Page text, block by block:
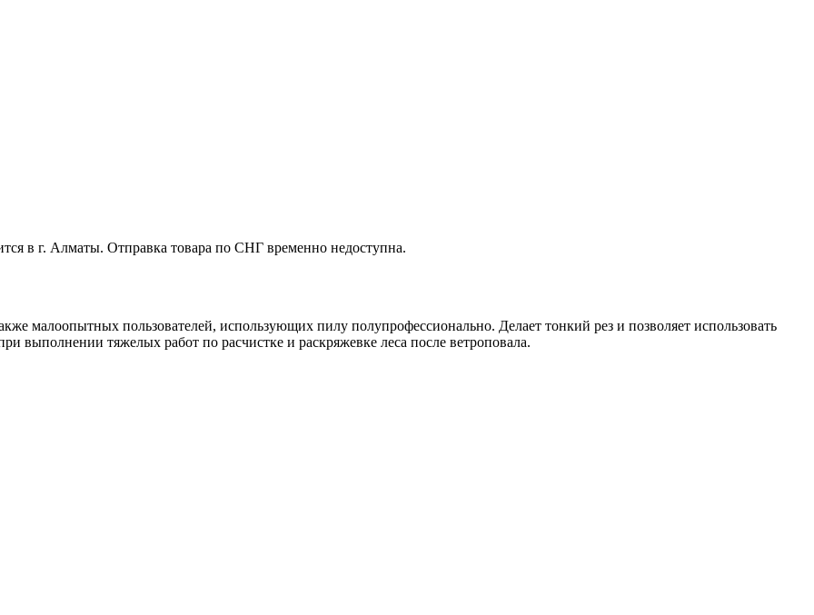
в г. Алматы. Отправка товара по СНГ временно недоступна.
малоопытных пользователей, использующих пилу полупрофессионально. Делает тонкий рез и позволяет использовать
выполнении тяжелых работ по расчистке и раскряжевке леса после ветроповала.